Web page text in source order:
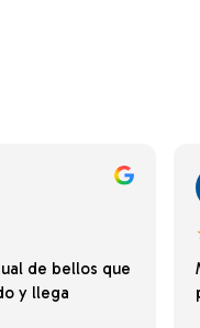
de bellos que
y llega